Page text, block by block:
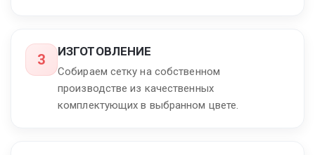
3 ИЗГОТОВЛЕНИЕ
Собираем сетку на собственном
производстве из качественных
комплектующих в выбранном цвете.